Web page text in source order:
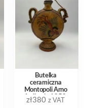
Butelka
ceramiczna
Montopoli Arno
Italia ok. 1950
kogut malowany
zł380 z VAT